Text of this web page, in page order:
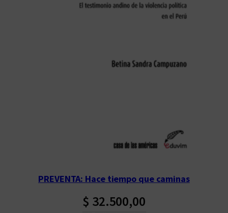
PREVENTA: Hace tiempo que caminas
$ 32.500,00